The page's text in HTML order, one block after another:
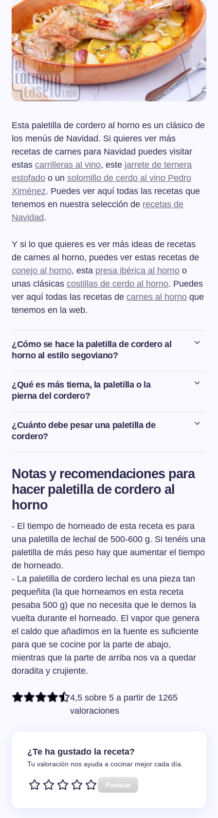
Esta paletilla de cordero al horno es un clásico de
los menús de Navidad. Si quieres ver más
recetas de carnes para Navidad puedes visitar
estas carrilleras al vino, este jarrete de ternera
estofado o un solomillo de cerdo al vino Pedro
Ximénez. Puedes ver aquí todas las recetas que
tenemos en nuestra selección de recetas de
Navidad.
Y si lo que quieres es ver más ideas de recetas
de carnes al horno, puedes ver estas recetas de
conejo al horno, esta presa ibérica al horno o
unas clásicas costillas de cerdo al horno. Puedes
ver aquí todas las recetas de carnes al horno que
tenemos en la web.
¿Cómo se hace la paletilla de cordero al
horno al estilo segoviano?
El cordero al horno al estilo segoviano se hace asando
el cordero solamente añadiéndole sal y colocando agua
en el fondo de la fuente de barro donde se asa. En los
cordero.
¿Qué es más tierna, la paletilla o la
pierna del cordero?
La paletilla es la pata delantera del cordero y es mucho
más tierna que la pierna que es la pata trasera. La
paletilla tienen menos carne y más hueso y eso hace
¿Cuánto debe pesar una paletilla de
cordero?
Una paletilla de cordero lechal debe pesar alrededor de
lechal pesa alrededor de los 700-800 g.
Notas y recomendaciones para
hacer paletilla de cordero al
horno
- El tiempo de horneado de esta receta es para
una paletilla de lechal de 500-600 g. Si tenéis una
paletilla de más peso hay que aumentar el tiempo
de horneado.
- La paletilla de cordero lechal es una pieza tan
pequeñita (la que horneamos en esta receta
pesaba 500 g) que no necesita que le demos la
vuelta durante el horneado. El vapor que genera
el caldo que añadimos en la fuente es suficiente
para que se cocine por la parte de abajo,
mientras que la parte de arriba nos va a quedar
doradita y crujiente.
4,5 sobre 5 a partir de 1265
valoraciones
¿Te ha gustado la receta?
Tu valoración nos ayuda a cocinar mejor cada día.
Puntuar